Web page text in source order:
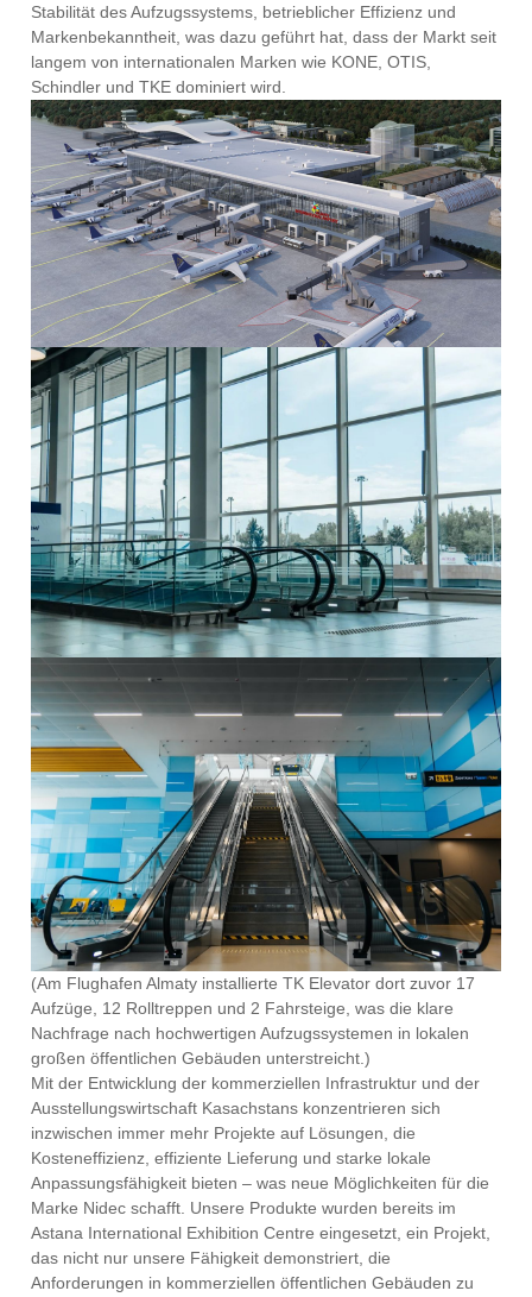
Stabilität des Aufzugssystems, betrieblicher Effizienz und
Markenbekanntheit, was dazu geführt hat, dass der Markt seit
langem von internationalen Marken wie KONE, OTIS,
Schindler und TKE dominiert wird.
(Am Flughafen Almaty installierte TK Elevator dort zuvor 17
Aufzüge, 12 Rolltreppen und 2 Fahrsteige, was die klare
Nachfrage nach hochwertigen Aufzugssystemen in lokalen
großen öffentlichen Gebäuden unterstreicht.)
Mit der Entwicklung der kommerziellen Infrastruktur und der
Ausstellungswirtschaft Kasachstans konzentrieren sich
inzwischen immer mehr Projekte auf Lösungen, die
Kosteneffizienz, effiziente Lieferung und starke lokale
Anpassungsfähigkeit bieten – was neue Möglichkeiten für die
Marke Nidec schafft. Unsere Produkte wurden bereits im
Astana International Exhibition Centre eingesetzt, ein Projekt,
das nicht nur unsere Fähigkeit demonstriert, die
Anforderungen in kommerziellen öffentlichen Gebäuden zu